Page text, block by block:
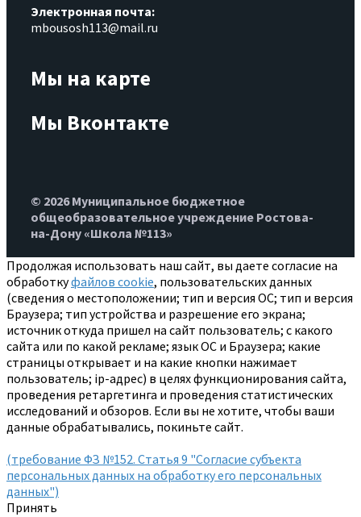
Электронная почта:
mbousosh113@mail.ru
Мы на карте
Мы Вконтакте
© 2026 Муниципальное бюджетное
общеобразовательное учреждение Ростова-
на-Дону «Школа №113»
Продолжая использовать наш сайт, вы даете согласие на
обработкуфайлов cookie, пользовательских данных
(сведения о местоположении; тип и версия ОС; тип и версия
Браузера; тип устройства и разрешение его экрана;
источник откуда пришел на сайт пользователь; с какого
сайта или по какой рекламе; язык ОС и Браузера; какие
страницы открывает и на какие кнопки нажимает
пользователь; ip-адрес) в целях функционирования сайта,
проведения ретаргетинга и проведения статистических
исследований и обзоров. Если вы не хотите, чтобы ваши
данные обрабатывались, покиньте сайт.
(требование ФЗ №152. Статья 9 "Согласие субъекта
персональных данных на обработку его персональных
данных")
Принять